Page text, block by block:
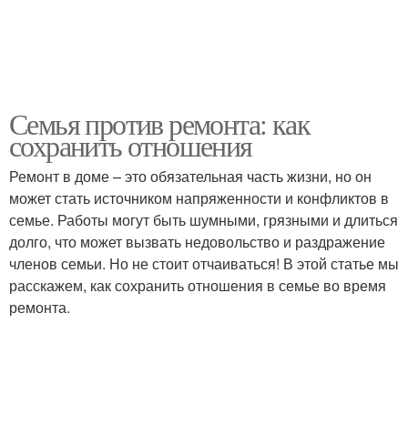
Семья против ремонта: как
сохранить отношения
Ремонт в доме – это обязательная часть жизни, но он
может стать источником напряженности и конфликтов в
семье. Работы могут быть шумными, грязными и длиться
долго, что может вызвать недовольство и раздражение
членов семьи. Но не стоит отчаиваться! В этой статье мы
расскажем, как сохранить отношения в семье во время
ремонта.